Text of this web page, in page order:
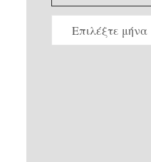
ΑΡΧΕΙΟ